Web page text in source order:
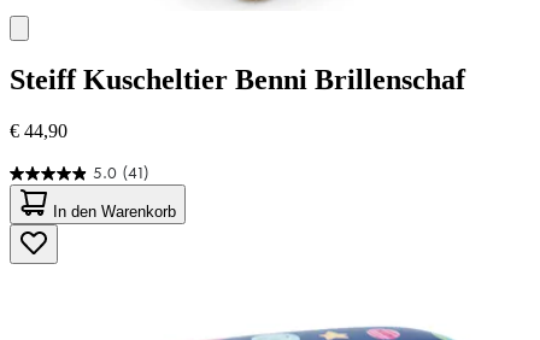
Steiff Kuscheltier Benni Brillenschaf
€ 44,90
5.0 (41)
5.0
von
5
Sternen.
41
In den Warenkorb